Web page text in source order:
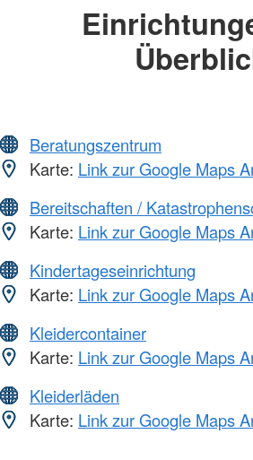
Beratungszentrum
Karte: Link zur Google Maps
Bereitschaften /
Karte: Link zur Google Maps
Kindertageseinrichtung
Karte: Link zur Google Maps
Kleidercontainer
Karte: Link zur Google Maps
Kleiderläden
Karte: Link zur Google Maps